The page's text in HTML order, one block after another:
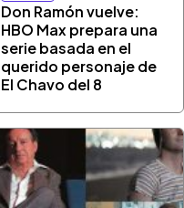
Don Ramón vuelve:
HBO Max prepara una
serie basada en el
querido personaje de
El Chavo del 8